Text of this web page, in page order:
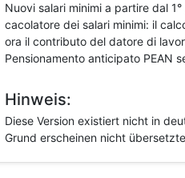
Nuovi salari minimi a partire dal
cacolatore dei salari minimi: il
ora il contributo del datore di
Pensionamento anticipato PEAN
Hinweis:
Diese Version existiert nicht in
Grund erscheinen nicht